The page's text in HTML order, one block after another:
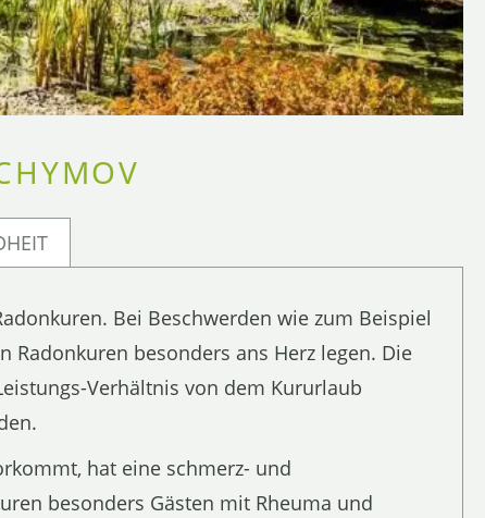
Bei Beschwerden wie zum Beispiel
Radonkuren besonders ans Herz legen. Die
Verhältnis von dem Kururlaub
hat eine schmerz- und
besonders Gästen mit Rheuma und